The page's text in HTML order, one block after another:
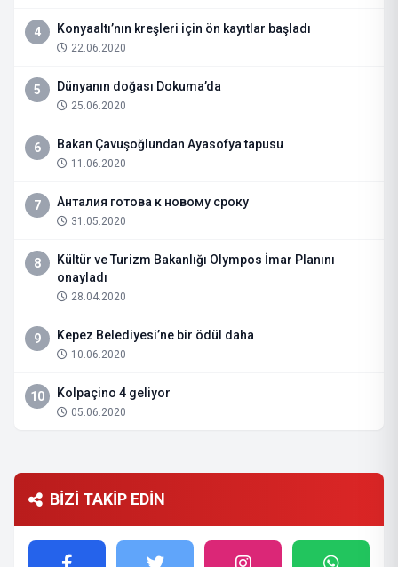
4 Konyaaltı’nın kreşleri için ön kayıtlar başladı
22.06.2020
5 Dünyanın doğası Dokuma’da
25.06.2020
6 Bakan Çavuşoğlundan Ayasofya tapusu
11.06.2020
7 Анталия готова к новому сроку
31.05.2020
8
Kültür ve Turizm Bakanlığı Olympos İmar Planını
onayladı
28.04.2020
9 Kepez Belediyesi’ne bir ödül daha
10.06.2020
10 Kolpaçino 4 geliyor
05.06.2020
BİZİ TAKİP EDİN